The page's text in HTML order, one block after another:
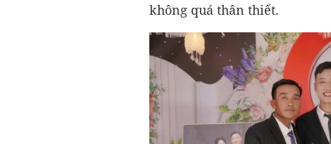
không quá thân thiết.